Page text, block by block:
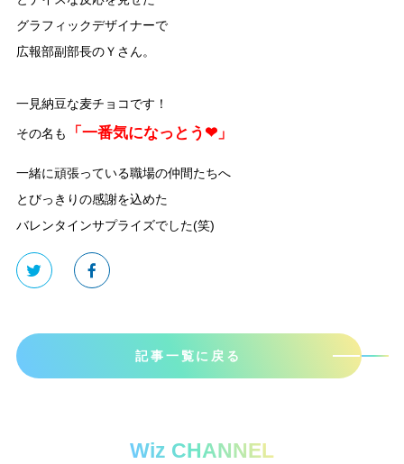
グラフィックデザイナーで
広報部副部長のＹさん。
一見納豆な麦チョコです！
その名も 「一番気になっとう❤」
一緒に頑張っている職場の仲間たちへ
とびっきりの感謝を込めた
バレンタインサプライズでした(笑)
記事一覧に戻る
Wiz CHANNEL